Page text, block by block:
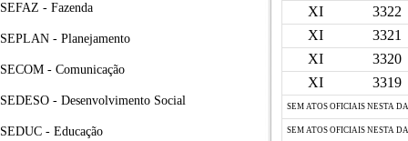
SEFAZ - Fazenda
SEPLAN - Planejamento
SECOM - Comunicação
SEDESO - Desenvolvimento Social
SEDUC - Educação
XI
3322
XI
3321
XI
3320
XI
3319
SEM ATOS OFICIAIS NESTA
SEM ATOS OFICIAIS NESTA